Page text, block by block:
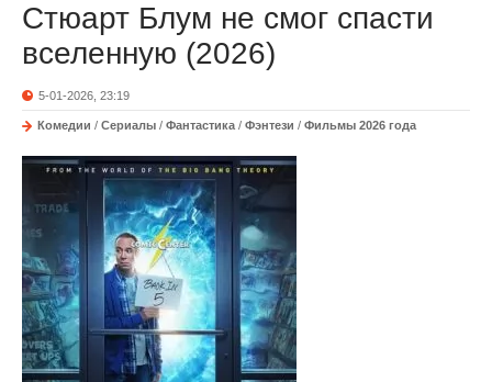
Стюарт Блум не смог спасти
вселенную (2026)
5-01-2026, 23:19
Комедии / Сериалы / Фантастика / Фэнтези / Фильмы 2026 года